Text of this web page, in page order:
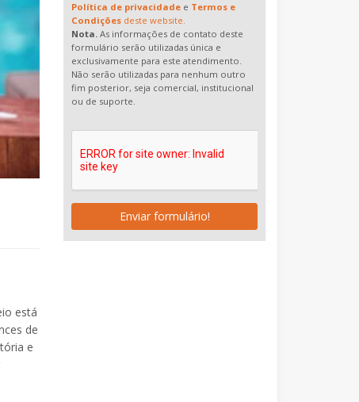
está
de
e
Política de privacidade e Termos e
Condições deste website.
Nota. As informações de contato deste
formulário serão utilizadas única e
exclusivamente para este atendimento.
Não serão utilizadas para nenhum outro
fim posterior, seja comercial, institucional
ou de suporte.
Enviar formulário!